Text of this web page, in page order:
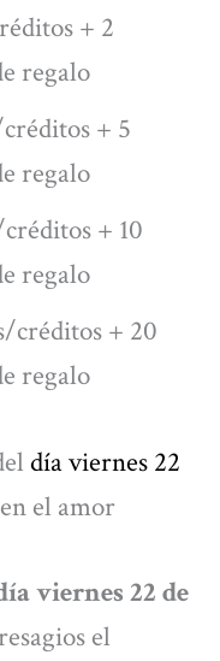
+ 2
regalo
+ 5
regalo
+ 10
regalo
créditos + 20
regalo
día viernes 22
el amor
viernes 22 de
el